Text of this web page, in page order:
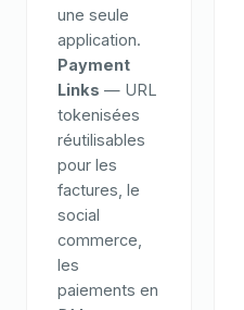
une seule
application.
Payment
Links — URL
tokenisées
réutilisables
pour les
factures, le
social
commerce,
les
paiements en